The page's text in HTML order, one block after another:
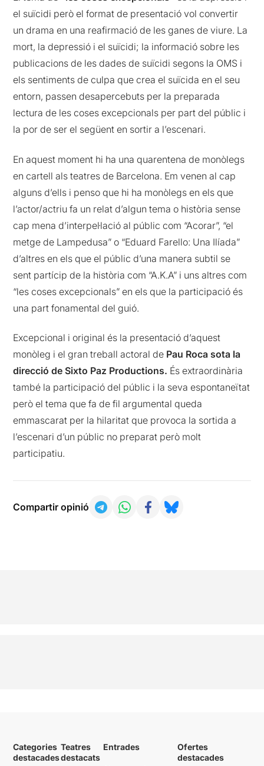
el suïcidi però el format de presentació vol convertir
un drama en una reafirmació de les ganes de viure. La
mort, la depressió i el suïcidi; la informació sobre les
publicacions de les dades de suïcidi segons la OMS i
els sentiments de culpa que crea el suïcida en el seu
entorn, passen desapercebuts per la preparada
lectura de les coses excepcionals per part del públic i
la por de ser el següent en sortir a l’escenari.
En aquest moment hi ha una quarentena de monòlegs
en cartell als teatres de Barcelona. Em venen al cap
alguns d’ells i penso que hi ha monòlegs en els que
l’actor/actriu fa un relat d’algun tema o història sense
cap mena d’interpel·lació al públic com “Acorar”, “el
metge de Lampedusa” o “Eduard Farello: Una Ilíada”
d’altres en els que el públic d’una manera subtil se
sent partícip de la història com “A.K.A” i uns altres com
“les coses excepcionals” en els que la participació és
una part fonamental del guió.
Excepcional i original és la presentació d’aquest
monòleg i el gran treball actoral de Pau Roca sota la
direcció de Sixto Paz Productions. És extraordinària
també la participació del públic i la seva espontaneïtat
però el tema que fa de fil argumental queda
emmascarat per la hilaritat que provoca la sortida a
l’escenari d’un públic no preparat però molt
participatiu.
Compartir opinió
Categories
destacades
Teatres
destacats
Entrades
Ofertes
destacades